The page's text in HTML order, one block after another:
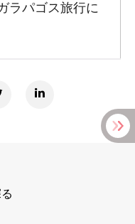
ラパゴス旅行に